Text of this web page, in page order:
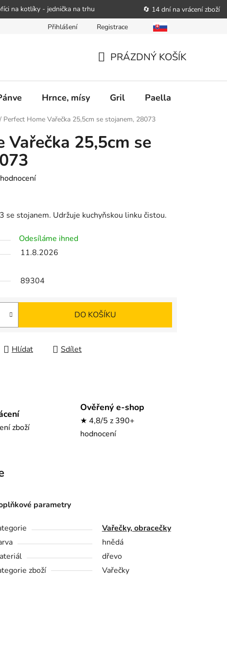
na kotlíky - jednička na trhu 🔄 14 dní na vrácení zboží
podat obchodníkovi žádost o nápravu Reklamační řád
Přihlášení Registrace
KOŠÍK
PRÁZDNÝ KOŠÍK
Hrnce, mísy Gril Paella
/ Perfect Home Vařečka 25,5cm se stojanem, 28073
Vařečka 25,5cm se
se stojanem. Udržuje kuchyňskou linku čistou.
Odesíláme ihned
11.8.2026
89304
DO KOŠÍKU
Hlídat Sdílet
zboží
Ověřený e-shop
★ 4,8/5 z 390+
hodnocení
parametry
Vařečky, obracečky
hnědá
dřevo
zboží
Vařečky